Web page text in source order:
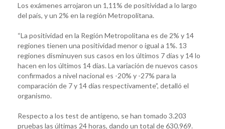
Los exámenes arrojaron un 1,11% de positividad a lo largo
del país, y un 2% en la región Metropolitana.
“La positividad en la Región Metropolitana es de 2% y 14
regiones tienen una positividad menor o igual a 1%. 13
regiones disminuyen sus casos en los últimos 7 días y 14 lo
hacen en los últimos 14 días. La variación de nuevos casos
confirmados a nivel nacional es -20% y -27% para la
comparación de 7 y 14 días respectivamente”, detalló el
organismo.
Respecto a los test de antígeno, se han tomado 3.203
pruebas las últimas 24 horas, dando un total de 630.969.